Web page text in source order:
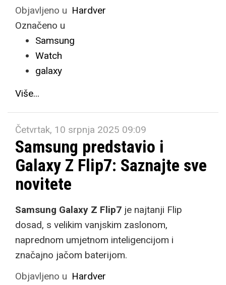
Objavljeno u Hardver
Označeno u
Samsung
Watch
galaxy
Više...
Četvrtak, 10 srpnja 2025 09:09
Samsung predstavio i
Galaxy Z Flip7: Saznajte sve
novitete
Samsung Galaxy Z Flip7 je najtanji Flip
dosad, s velikim vanjskim zaslonom,
naprednom umjetnom inteligencijom i
značajno jačom baterijom.
Objavljeno u Hardver